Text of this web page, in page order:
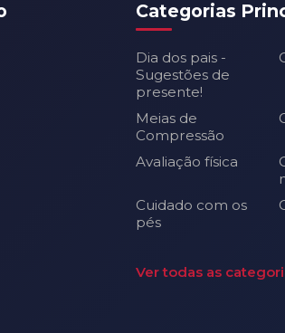
Categorias
Dia dos pais -
Sugestões de
presente!
Meias de
Compressão
Avaliação física
Cuidado com os
pés
Ver todas as